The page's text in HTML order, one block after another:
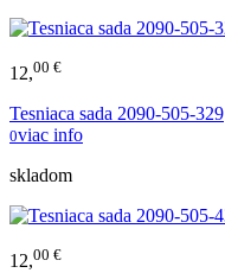
12,00 €
Tesniaca sada 2090-505-329
0viac info
skladom
12,00 €